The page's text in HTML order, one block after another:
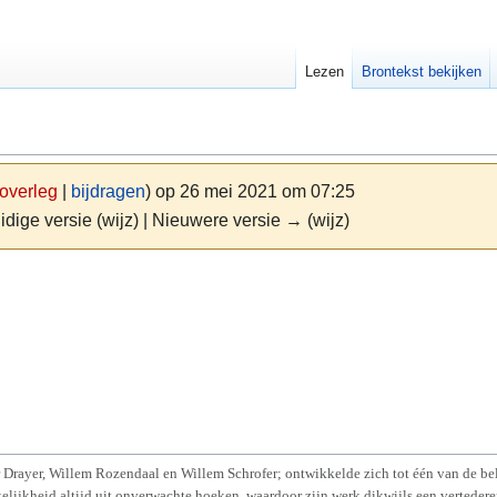
bijdragen)op 26 mei 2021 om 07:25
versie (wijz) | Nieuwere versie → (wijz)
Willem Rozendaal en Willem Schrofer; ontwikkelde zich tot één van de
Lezen Brontekst bekijken